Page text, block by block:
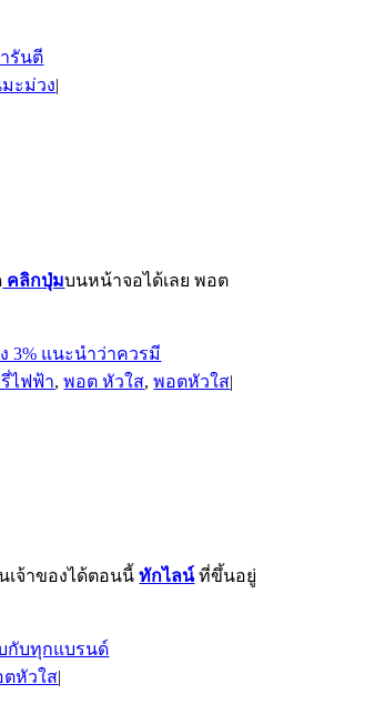
ะม่วง|
คลิกปุ่มบนหน้าจอได้เลย พอต
ไฟฟ้า,พอต หัวใส,พอตหัวใส|
เจ้าของได้ตอนนี้ทักไลน์ที่ขึ้นอยู่
ตหัวใส|